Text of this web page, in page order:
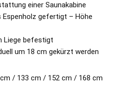
einer Saunakabine
Espenholz gefertigt – Höhe
Liege befestigt
um 18 cm gekürzt werden
/ 133 cm / 152 cm / 168 cm